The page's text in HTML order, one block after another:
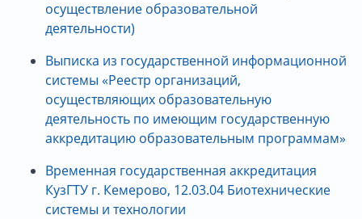
осуществление образовательной
деятельности)
Выписка из государственной информационной
системы «Реестр организаций,
осуществляющих образовательную
деятельность по имеющим государственную
аккредитацию образовательным программам»
Временная государственная аккредитация
КузГТУ г. Кемерово, 12.03.04 Биотехнические
системы и технологии